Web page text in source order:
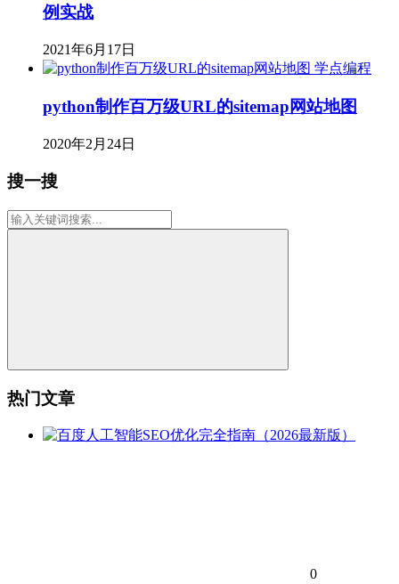
例实战
2021年6月17日
学点编程
python制作百万级URL的sitemap网站地图
2020年2月24日
搜一搜
热门文章
0